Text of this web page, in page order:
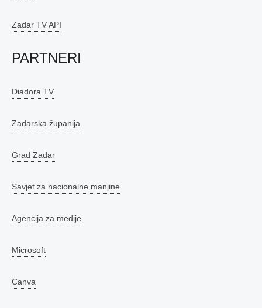
Zadar TV API
PARTNERI
Diadora TV
Zadarska županija
Grad Zadar
Savjet za nacionalne manjine
Agencija za medije
Microsoft
Canva